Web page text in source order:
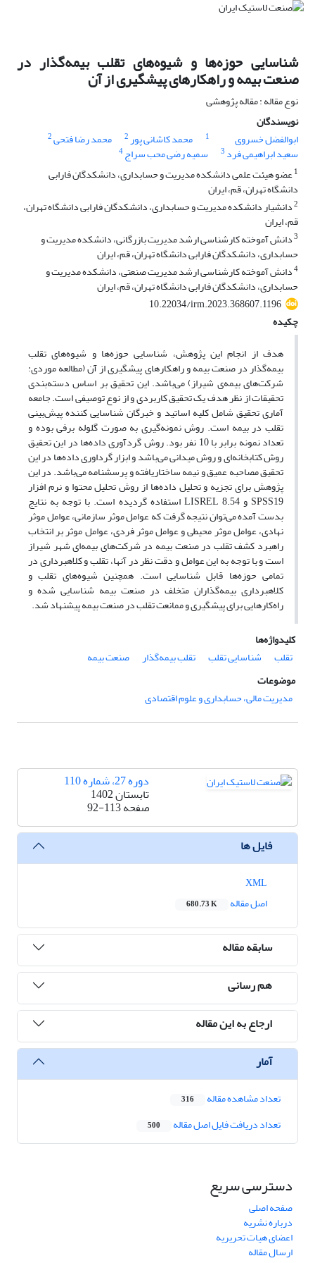
شناسایی حوزه‌ها و شیوه‌های تقلب بیمه‌گذار در
صنعت بیمه و راهکارهای پیشگیری از آن
نوع مقاله : مقاله پژوهشی
نویسندگان
ابوالفضل خسروی
1 محمد کاشانی پور2 محمد رضا فتحی2
سعید ابراهیمی فرد 3 سمیه رضی محب سراج4
1عضو هیئت علمی دانشکده مدیریت و حسابداری، دانشکدگان فارابی
دانشگاه تهران، قم، ایران
2دانشیار دانشکده مدیریت و حسابداری، دانشکدگان فارابی دانشگاه تهران،
قم، ایران
3دانش آموخته کارشناسی ارشد مدیریت بازرگانی، دانشکده مدیریت و
حسابداری، دانشکدگان فارابی دانشگاه تهران، قم، ایران
4دانش آموخته کارشناسی ارشد مدیریت صنعتی، دانشکده مدیریت و
حسابداری، دانشکدگان فارابی دانشگاه تهران، قم، ایران
10.22034/irm.2023.368607.1196
چکیده
هدف از انجام این پژوهش، شناسایی حوزه‌ها و شیوه‌های تقلب
بیمه‌گذار در صنعت بیمه و راهکارهای پیشگیری از آن (مطالعه موردی:
شرکت‌های بیمه‌ی شیراز) می‌باشد. این تحقیق بر اساس دسته‌بندی
تحقیقات از نظر هدف یک تحقیق کاربردی و از نوع توصیفی است. جامعه
آماری تحقیق شامل کلیه اساتید و خبرگان شناسایی کننده پیش‌بینی
تقلب در بیمه است. روش نمونه‌گیری به صورت گلوله برفی بوده و
تعداد نمونه برابر با 10 نفر بود. روش گردآوری داده‌ها در این تحقیق
روش کتابخانه‌ای و روش میدانی می‌باشد و ابزار گرداوری داده‌ها در این
تحقیق مصاحبه عمیق و نیمه ساختاریافته و پرسشنامه می‌باشد. در این
پژوهش برای تجزیه و تحلیل داده‌ها از روش تحلیل محتوا و نرم افزار
SPSS19 و LISREL 8.54 استفاده گردیده است. با توجه به نتایج
بدست آمده می‌توان نتیجه گرفت که عوامل موثر سازمانی، عوامل موثر
نهادی، عوامل موثر محیطی و عوامل موثر فردی، عوامل موثر بر انتخاب
راهبرد کشف تقلب در صنعت بیمه در شرکت‌های بیمه‌ای شهر شیراز
است و با توجه به این عوامل و دقت نظر در آنها، تقلب و کلاهبرداری در
تمامی حوزه‌ها قابل شناسایی است. همچنین شیوه‌های تقلب و
کلاهبرداری بیمه‌گذاران متخلف در صنعت بیمه شناسایی شده و
راه‌کارهایی برای پیشگیری و ممانعت تقلب در صنعت بیمه پیشنهاد شد.
کلیدواژه‌ها
تقلب
شناسایی تقلب تقلب بیمه‌گذار
صنعت بیمه
موضوعات
مدیریت مالی، حسابداری و علوم اقتصادی
دوره 27، شماره 110
تابستان 1402
صفحه92-113
فایل ها
اصل مقاله
680.73 K
سابقه مقاله
هم رسانی
ارجاع به این مقاله
آمار
تعداد مشاهده مقاله 316
تعداد دریافت فایل اصل مقاله 500
دسترسی سریع
صفحه اصلی
درباره نشریه
اعضای هیات تحریریه
ارسال مقاله